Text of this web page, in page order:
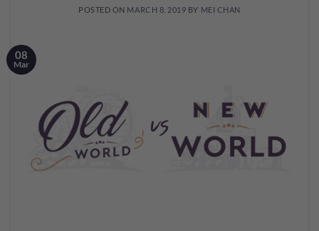
POSTED ON MARCH 8, 2019 BY MEI CHAN
08
Mar